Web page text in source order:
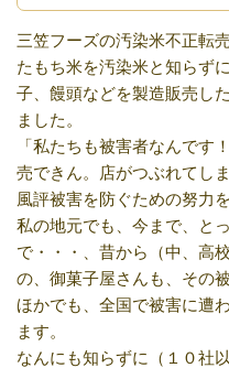
English
三笠フーズの汚染米不正転
たもち米を汚染米と知らず
子、饅頭などを製造販売し
ました。
「私たちも被害者なんです
売できん。店がつぶれてし
風評被害を防ぐための努力
私の地元でも、今まで、と
で・・・、昔から（中、高
の、御菓子屋さんも、その
ほかでも、全国で被害に遭
ます。
なんにも知らずに（１０社